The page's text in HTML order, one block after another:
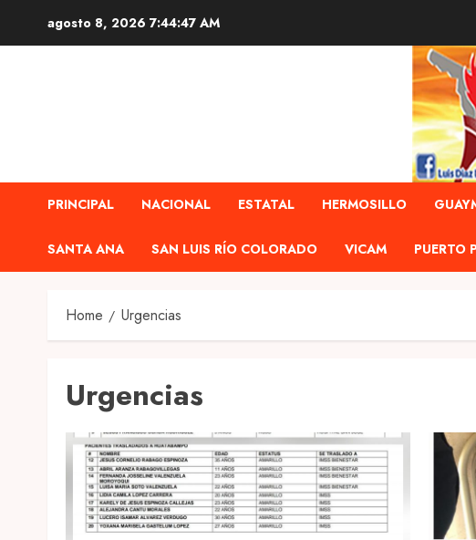
agosto 8, 2026 7:44:48 AM
PRINCIPAL NACIONAL ESTATAL HERMOSILLO
SANTA ANA SAN LUIS RÍO COLORADO VICAM PUERTO
Home Urgencias
Urgencias